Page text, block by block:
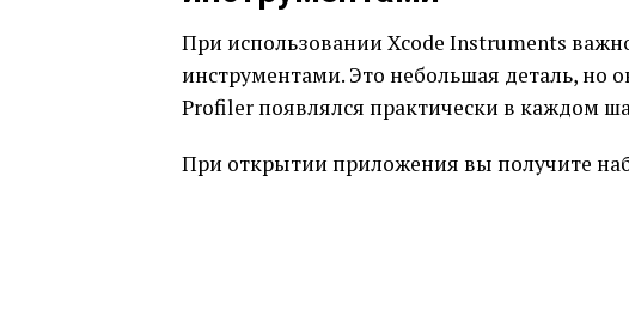
При использовании Xcode Instruments
инструментами. Это небольшая деталь, но
Profiler появлялся практически в каждом
При открытии приложения вы получите